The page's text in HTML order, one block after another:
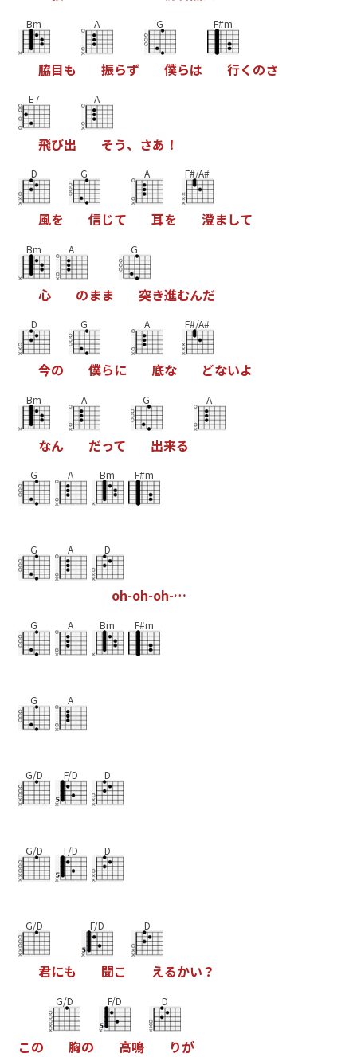
Bm
脇目も
A
振らず
G
僕らは
F#m
行く のさ
E7
飛び出
A
そう、 さあ ！
D
風を
G
信じて
A
耳を
F#/A#
澄まして
Bm
心
A
のまま
G
突き進むんだ
D
今の
G
僕らに
A
底な
F#/A#
どないよ
Bm
なん
A
だって
G
出来る
A
G A Bm F#m
G A D
oh-oh-oh-…
G A Bm F#m
G A
G/D F/D D
G/D F/D D
G/D
君にも
F/D
聞こ
D
えるかい ？
この
G/D
胸の
F/D
高鳴
D
りが